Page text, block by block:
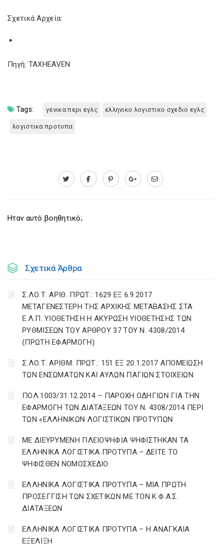
Σχετικά Αρχεία:
Πηγή: TAXHEAVEN
Tags: γενικα περι εγλς ελληνικο λογιστικο σχεδιο εγλς
λογιστικα προτυπα
Ηταν αυτό βοηθητικό;
Σχετικά Άρθρα
Σ.ΛΟ.Τ. ΑΡΙΘ. ΠΡΩΤ.: 1629 ΕΞ 6.9.2017
ΜΕΤΑΓΕΝΕΣΤΕΡΗ ΤΗΣ ΑΡΧΙΚΗΣ ΜΕΤΑΒΑΣΗΣ ΣΤΑ
Ε.Λ.Π. ΥΙΟΘΕΤΗΣΗ Η ΑΚΥΡΩΣΗ ΥΙΟΘΕΤΗΣΗΣ ΤΩΝ
ΡΥΘΜΙΣΕΩΝ ΤΟΥ ΑΡΘΡΟΥ 37 ΤΟΥ Ν. 4308/2014
(ΠΡΩΤΗ ΕΦΑΡΜΟΓΗ)
Σ.ΛΟ.Τ. ΑΡΙΘΜ. ΠΡΩΤ.: 151 ΕΞ 20.1.2017 AΠΟΜΕΙΩΣΗ
ΤΩΝ ΕΝΣΩΜΑΤΩΝ ΚΑΙ ΑΥΛΩΝ ΠΑΓΙΩΝ ΣΤΟΙΧΕΙΩΝ
ΠΟΛ.1003/31.12.2014 – ΠΑΡΟΧΗ ΟΔΗΓΙΩΝ ΓΙΑ ΤΗΝ
ΕΦΑΡΜΟΓΗ ΤΩΝ ΔΙΑΤΑΞΕΩΝ ΤΟΥ Ν. 4308/2014 ΠΕΡΙ
ΤΩΝ «ΕΛΛΗΝΙΚΩΝ ΛΟΓΙΣΤΙΚΩΝ ΠΡΟΤΥΠΩΝ
ΜΕ ΔΙΕΥΡΥΜΕΝΗ ΠΛΕΙΟΨΗΦΙΑ ΨΗΦΙΣΤΗΚΑΝ ΤΑ
ΕΛΛΗΝΙΚΑ ΛΟΓΙΣΤΙΚΑ ΠΡΟΤΥΠΑ – ΔΕΙΤΕ ΤΟ
ΨΗΦΙΣΘΕΝ ΝΟΜΟΣΧΕΔΙΟ
ΕΛΛΗΝΙΚΑ ΛΟΓΙΣΤΙΚΑ ΠΡΟΤΥΠΑ – ΜΙΑ ΠΡΩΤΗ
ΠΡΟΣΕΓΓΙΣΗ ΤΩΝ ΣΧΕΤΙΚΩΝ ΜΕ ΤΟΝ Κ.Φ.Α.Σ.
ΔΙΑΤΑΞΕΩΝ
ΕΛΛΗΝΙΚΑ ΛΟΓΙΣΤΙΚΑ ΠΡΟΤΥΠΑ – Η ΑΝΑΓΚΑΙΑ
ΕΞΕΛΙΞΗ